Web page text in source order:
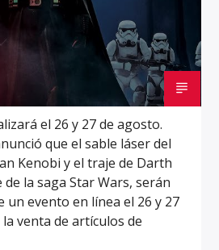
el 26 y 27 de agosto.
que el sable láser del
Kenobi y el traje de Darth
la saga Star Wars, serán
un evento en línea el 26 y 27
venta de artículos de